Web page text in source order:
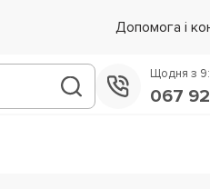
Допомога і
Щодня з
067